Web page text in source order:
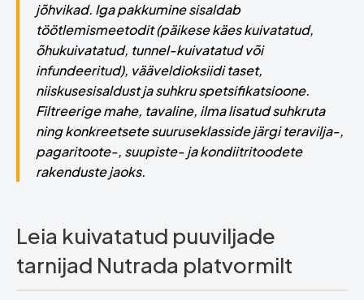
jõhvikad. Iga pakkumine sisaldab
töötlemismeetodit (päikese käes kuivatatud,
õhukuivatatud, tunnel-kuivatatud või
infundeeritud), vääveldioksiidi taset,
niiskusesisaldust ja suhkru spetsifikatsioone.
Filtreerige mahe, tavaline, ilma lisatud suhkruta
ning konkreetsete suuruseklasside järgi teravilja-,
pagaritoote-, suupiste- ja kondiitritoodete
rakenduste jaoks.
Leia kuivatatud puuviljade
tarnijad Nutrada platvormilt